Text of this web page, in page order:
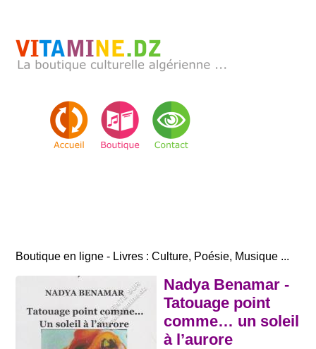
Boutique en ligne - Livres : Culture, Poésie, Musique ...
Nadya Benamar -
Tatouage point
comme… un soleil
à l’aurore